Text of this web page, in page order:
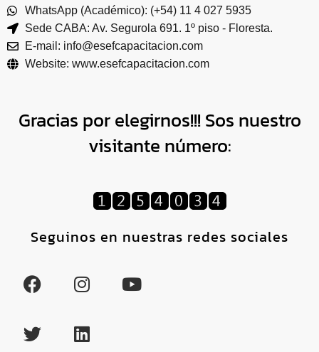
WhatsApp (Académico): (+54) 11 4 027 5935
Sede CABA: Av. Segurola 691. 1º piso - Floresta.
E-mail: info@esefcapacitacion.com
Website: www.esefcapacitacion.com
Gracias por elegirnos!!! Sos nuestro
visitante número:
Seguinos en nuestras redes sociales